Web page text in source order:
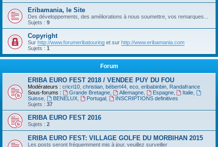
Eribamania, le Site
Des développements, des améliorations à nous soumettre, vos remarques...
Sujets : 9
Copyright
Sur http://www.forumeribatouring et sur http://www.eribamania.com
Sujets : 1
Forum
ERIBA EURO FEST 2018 / VENDEE PUY DU FOU
Modérateurs : cricri10 christian bébert44 eco eribabinbin Randafrance
Sous-forums :
Grande Bretagne, Allemagne, Espagne, Italie
Suisse
BENELUX, Portugal,
INSCRIPTIONS definitives
Sujets : 37
ERIBA EURO FEST 2016
Sujets : 2
ERIBA EURO FEST: VILLAGE GOLFE DU MORBIHAN 2015
Les posts seront fréquemment mis à jour, veuillez surveiller